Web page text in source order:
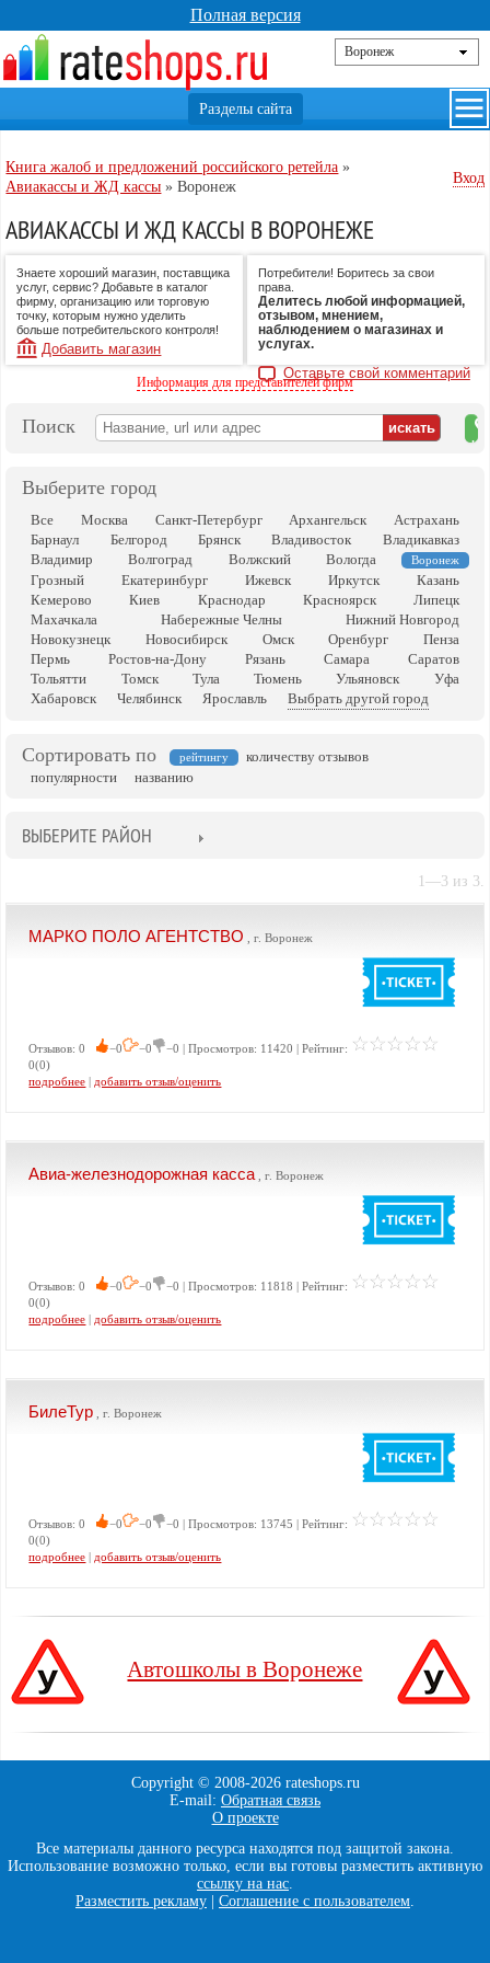
Полная версия
Книга жалоб и предложений российского ретейла »
Авиакассы и ЖД кассы »Воронеж
Вход
АВИАКАССЫ И ЖД КАССЫ В ВОРОНЕЖЕ
Знаете хороший магазин, поставщика
услуг, сервис? Добавьте в каталог
фирму, организацию или торговую
точку, которым нужно уделить
больше потребительского контроля!
Добавить магазин
Потребители! Боритесь за свои
права.
Делитесь любой информацией,
отзывом, мнением,
наблюдением о магазинах и
услугах.
Оставьте свой комментарий
Информация для представителей фирм
Поиск
на
Выберите город
Все Москва Санкт-Петербург Архангельск
Астрахань
Барнаул
Белгород Брянск Владивосток
Владикавказ
Владимир
Волгоград Волжский Вологда Воронеж
Грозный Екатеринбург Ижевск Иркутск
Казань
Кемерово
Киев Краснодар Красноярск
Липецк
Махачкала
Набережные Челны
Нижний Новгород
Новокузнецк
Новосибирск Омск Оренбург
Пенза
Пермь
Ростов-на-Дону Рязань Самара
Саратов
Тольятти
Томск Тула Тюмень Ульяновск
Уфа
Хабаровск
Челябинск Ярославль Выбрать другой город
Сортировать по рейтингу
количеству отзывов
популярности
названию
ВЫБЕРИТЕ РАЙОН
1—3 из 3.
МАРКО ПОЛО АГЕНТСТВО , г. Воронеж
Отзывов: 0 −0 −0
−0 | Просмотров: 11420 | Рейтинг:
0(0)
подробнее | добавить отзыв/оценить
Авиа-железнодорожная касса , г. Воронеж
Отзывов: 0 −0 −0
−0 | Просмотров: 11818 | Рейтинг:
0(0)
подробнее | добавить отзыв/оценить
БилеТур , г. Воронеж
Отзывов: 0 −0 −0
−0 | Просмотров: 13745 | Рейтинг:
0(0)
подробнее | добавить отзыв/оценить
Автошколы в Воронеже
Copyright © 2008-2026 rateshops.ru
E-mail: Обратная связь
О проекте
Все материалы данного ресурса находятся под защитой закона.
Использование возможно только, если вы готовы разместить активную
ссылку на нас.
Разместить рекламу
Соглашение с пользователем.